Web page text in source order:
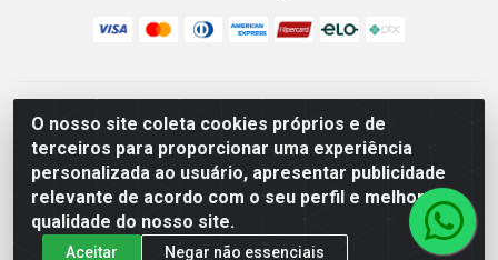
O nosso site coleta cookies próprios e de
terceiros para proporcionar uma experiência
personalizada ao usuário, apresentar publicidade
relevante de acordo com o seu perfil e melhorar a
qualidade do nosso site.
Aceitar Negar não essenciais
EP Elétrica LTDA - 18.621.731/0005-43 - Itabaiana/SE - CEP:
49511-899
EP Elétrica LTDA - 48.594.570/0001-83 - Itabaiana/SE - CEP:
49511-899